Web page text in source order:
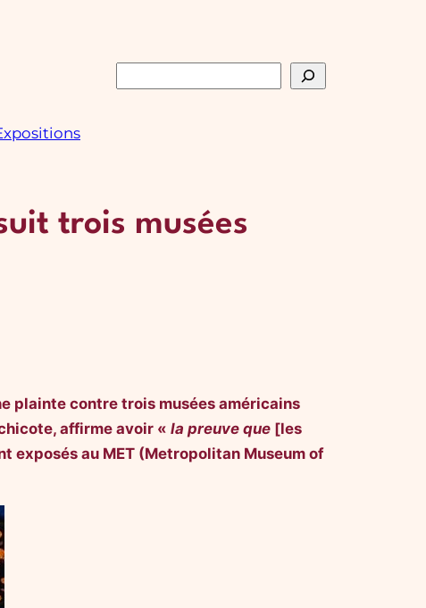
Rechercher
trois musées
plainte contre trois musées américains
affirme avoir « la preuve que [les
exposés au MET (Metropolitan Museum of